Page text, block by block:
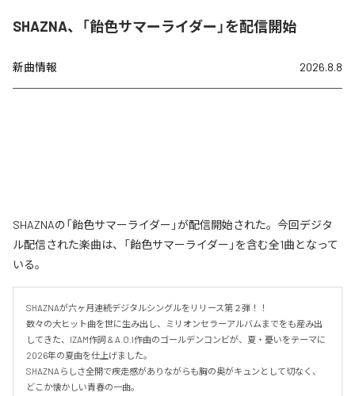
SHAZNA、「飴色サマーライダー」を配信開始
新曲情報 2026.8.8
SHAZNAの「飴色サマーライダー」が配信開始された。今回デジタ
ル配信された楽曲は、「飴色サマーライダー」を含む全1曲となって
いる。
SHAZNAが六ヶ月連続デジタルシングルをリリース第２弾！！
数々の大ヒット曲を世に生み出し、ミリオンセラーアルバムまでをも産み出
してきた、IZAM作詞 & A.O.I作曲のゴールデンコンビが、夏・憂いをテーマに
2026年の夏曲を仕上げました。
SHAZNAらしさ全開で疾走感がありながらも胸の奥がキュンとして切なく、
どこか懐かしい青春の一曲。